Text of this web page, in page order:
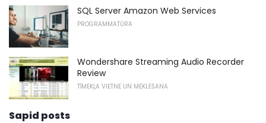
SQL Server Amazon Web Services
PROGRAMMATŪRA
Wondershare Streaming Audio Recorder
Review
TĪMEKĻA VIETNE UN MEKLĒŠANA
Sapid posts